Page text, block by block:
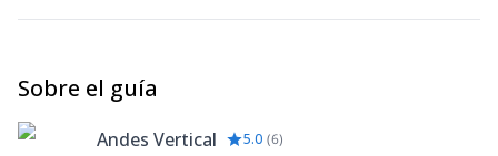
Sobre el guía
Andes Vertical 5.0 (6)